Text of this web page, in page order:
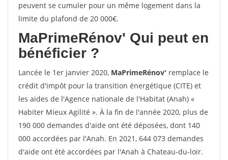
peuvent se cumuler pour un même logement dans la
limite du plafond de 20 000€.
MaPrimeRénov' Qui peut en
bénéficier ?
Lancée le 1er janvier 2020, MaPrimeRénov' remplace le
crédit d'impôt pour la transition énergétique (CITE) et
les aides de l'Agence nationale de l'Habitat (Anah) «
Habiter Mieux Agilité ». À la fin de l'année 2020, plus de
190 000 demandes d'aide ont été déposées, dont 140
000 accordées par l'Anah. En 2021, 644 073 demandes
d'aide ont été accordées par l'Anah à Chateau-du-loir.